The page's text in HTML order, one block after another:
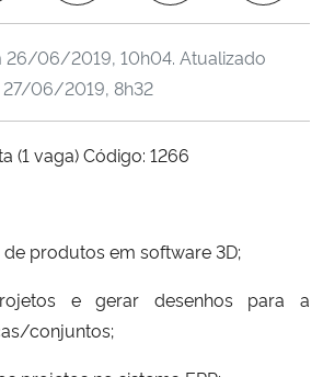
26/06/2019, 10h04. Atualizado
27/06/2019, 8h32
(1 vaga) Código: 1266
produtos em software 3D;
e gerar desenhos para a
conjuntos;